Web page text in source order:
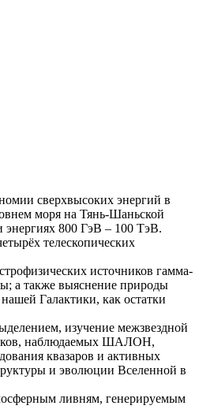
сверхвысоких энергий в
моря на Тянь-Шаньской
800 ГэВ – 100 ТэВ.
телескопических
источников гамма-
а также выяснение природы
Галактики, как остатки
изучение межзвездной
наблюдаемых ШАЛОН,
квазаров и активных
и эволюции Вселенной в
ливням, генерируемым